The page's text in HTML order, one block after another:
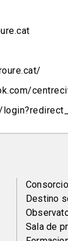
del
Destino
Sala de